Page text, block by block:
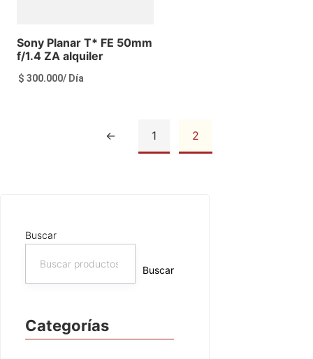
Buscar
Buscar
Categorías
Sony Planar T* FE 50mm
f/1.4 ZA alquiler
$ 300.000/ Día
← 1 2